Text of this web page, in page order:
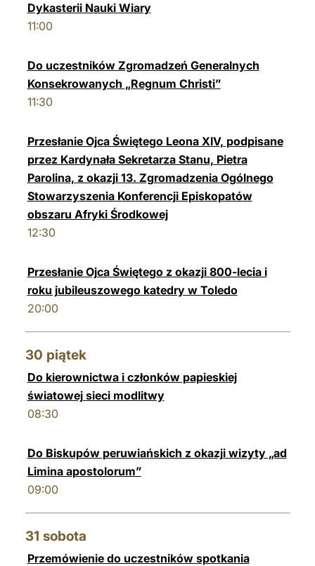
Dykasterii Nauki Wiary
11:00
Do uczestników Zgromadzeń Generalnych
Konsekrowanych „Regnum Christi”
11:30
Przesłanie Ojca Świętego Leona XIV, podpisane
przez Kardynała Sekretarza Stanu, Pietra
Parolina, z okazji 13. Zgromadzenia Ogólnego
Stowarzyszenia Konferencji Episkopatów
obszaru Afryki Środkowej
12:30
Przesłanie Ojca Świętego z okazji 800-lecia i
roku jubileuszowego katedry w Toledo
20:00
30 piątek
Do kierownictwa i członków papieskiej
światowej sieci modlitwy
08:30
Do Biskupów peruwiańskich z okazji wizyty „ad
Limina apostolorum”
09:00
31 sobota
Przemówienie do uczestników spotkania